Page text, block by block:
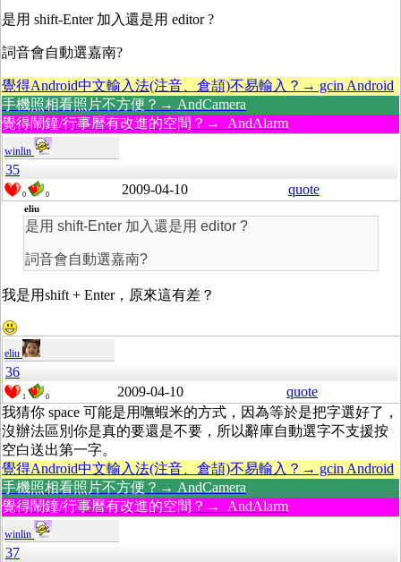
是用 shift-Enter 加入還是用 editor ?
詞音會自動選嘉南?
覺得Android中文輸入法(注音、倉頡)不易輸入？→ gcin Android
手機照相看照片不方便？→ AndCamera
覺得鬧鐘/行事曆有改進的空間？→ AndAlarm
winlin
35
0 0 2009-04-10 quote
eliu
是用 shift-Enter 加入還是用 editor ?
詞音會自動選嘉南?
我是用shift + Enter，原來這有差？
eliu
36
1 0 2009-04-10
quote
我猜你 space 可能是用嘸蝦米的方式，因為等於是把字選好了，
沒辦法區別你是真的要還是不要，所以辭庫自動選字不支援按
空白送出第一字。
覺得Android中文輸入法(注音、倉頡)不易輸入？→ gcin Android
手機照相看照片不方便？→ AndCamera
覺得鬧鐘/行事曆有改進的空間？→ AndAlarm
winlin
37